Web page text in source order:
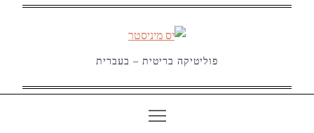
פוליטיקה בריטית – בעברית